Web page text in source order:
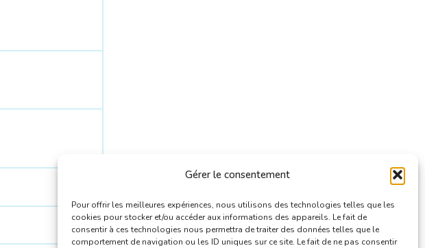
Gérer le consentement
Pour offrir les meilleures expériences, nous utilisons des technologies telles que les
cookies pour stocker et/ou accéder aux informations des appareils. Le fait de
consentir à ces technologies nous permettra de traiter des données telles que le
comportement de navigation ou les ID uniques sur ce site. Le fait de ne pas consentir